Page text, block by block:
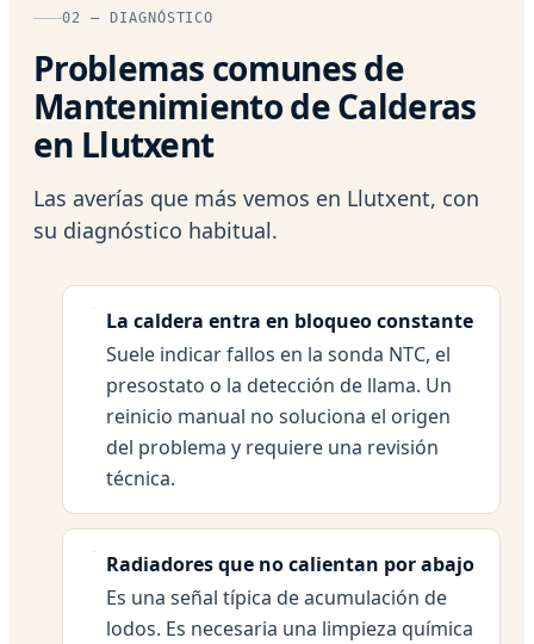
02 — DIAGNÓSTICO
Problemas comunes de
Mantenimiento de Calderas
en Llutxent
Las averías que más vemos en Llutxent, con
su diagnóstico habitual.
La caldera entra en bloqueo constante
Suele indicar fallos en la sonda NTC, el
presostato o la detección de llama. Un
reinicio manual no soluciona el origen
del problema y requiere una revisión
técnica.
Radiadores que no calientan por abajo
Es una señal típica de acumulación de
lodos. Es necesaria una limpieza química